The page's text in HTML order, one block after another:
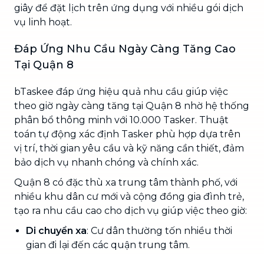
giây để đặt lịch trên ứng dụng với nhiều gói dịch
vụ linh hoạt.
Đáp Ứng Nhu Cầu Ngày Càng Tăng Cao
Tại Quận 8
bTaskee đáp ứng hiệu quả nhu cầu giúp việc
theo giờ ngày càng tăng tại Quận 8 nhờ hệ thống
phân bổ thông minh với 10.000 Tasker. Thuật
toán tự động xác định Tasker phù hợp dựa trên
vị trí, thời gian yêu cầu và kỹ năng cần thiết, đảm
bảo dịch vụ nhanh chóng và chính xác.
Quận 8 có đặc thù xa trung tâm thành phố, với
nhiều khu dân cư mới và cộng đồng gia đình trẻ,
tạo ra nhu cầu cao cho dịch vụ giúp việc theo giờ:
Di chuyển xa: Cư dân thường tốn nhiều thời
gian đi lại đến các quận trung tâm.